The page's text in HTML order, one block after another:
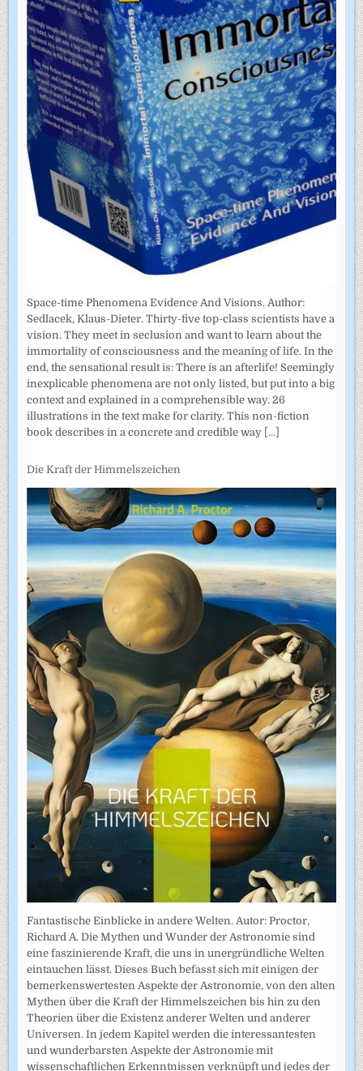
Space-time Phenomena Evidence And Visions. Author:
Sedlacek, Klaus-Dieter. Thirty-five top-class scientists have a
vision. They meet in seclusion and want to learn about the
immortality of consciousness and the meaning of life. In the
end, the sensational result is: There is an afterlife! Seemingly
inexplicable phenomena are not only listed, but put into a big
context and explained in a comprehensible way. 26
illustrations in the text make for clarity. This non-fiction
book describes in a concrete and credible way [...]
Die Kraft der Himmelszeichen
Fantastische Einblicke in andere Welten. Autor: Proctor,
Richard A. Die Mythen und Wunder der Astronomie sind
eine faszinierende Kraft, die uns in unergründliche Welten
eintauchen lässt. Dieses Buch befasst sich mit einigen der
bemerkenswertesten Aspekte der Astronomie, von den alten
Mythen über die Kraft der Himmelszeichen bis hin zu den
Theorien über die Existenz anderer Welten und anderer
Universen. In jedem Kapitel werden die interessantesten
und wunderbarsten Aspekte der Astronomie mit
wissenschaftlichen Erkenntnissen verknüpft und jedes der